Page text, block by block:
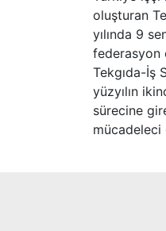
oluşturan
yılında 9
federasyon
Tekgıda-İş
yüzyılın
sürecine
mücadeleci